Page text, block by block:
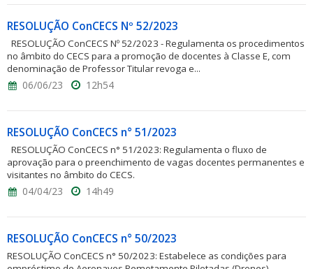
RESOLUÇÃO ConCECS Nº 52/2023
RESOLUÇÃO ConCECS Nº 52/2023 - Regulamenta os procedimentos
no âmbito do CECS para a promoção de docentes à Classe E, com
denominação de Professor Titular revoga e...
06/06/23 12h54
RESOLUÇÃO ConCECS n° 51/2023
RESOLUÇÃO ConCECS n° 51/2023: Regulamenta o fluxo de
aprovação para o preenchimento de vagas docentes permanentes e
visitantes no âmbito do CECS.
04/04/23 14h49
RESOLUÇÃO ConCECS n° 50/2023
RESOLUÇÃO ConCECS n° 50/2023: Estabelece as condições para